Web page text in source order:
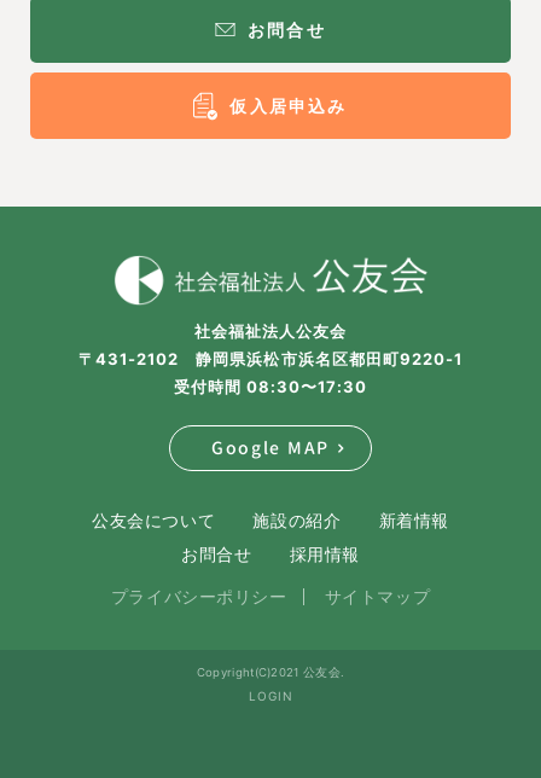
お問合せ
仮入居申込み
社会福祉法人公友会
〒431-2102 静岡県浜松市浜名区都田町9220-1
受付時間 08:30〜17:30
Google MAP
公友会について 施設の紹介
新着情報
お問合せ
採用情報
プライバシーポリシー サイトマップ
Copyright(C)2021 公友会.
LOGIN